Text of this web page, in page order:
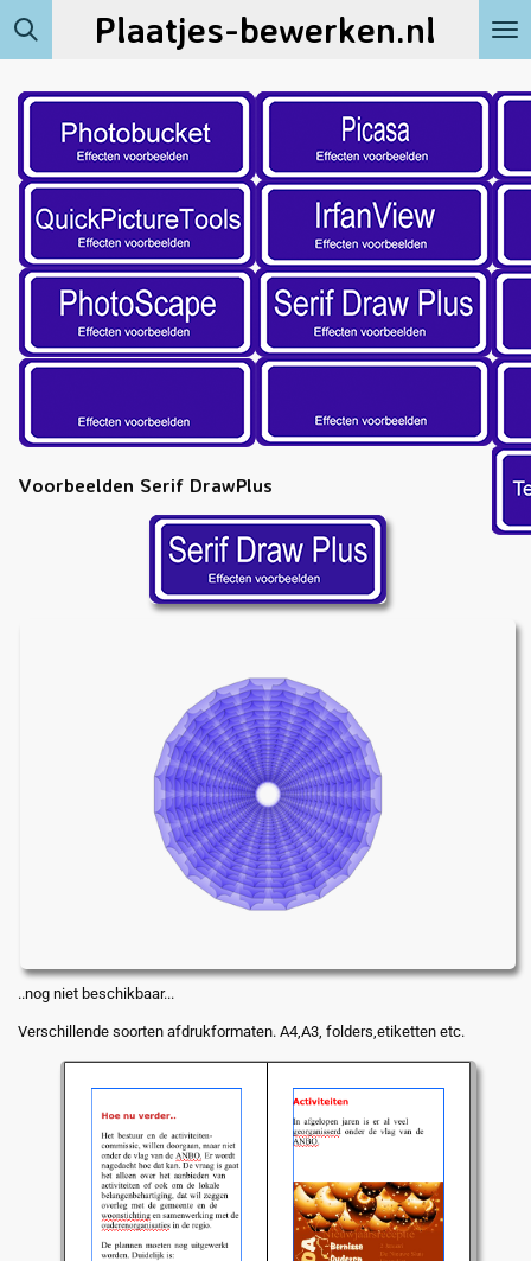
Ga
direct
de
hoofdinhoud
Plaatjes-bewerken.nl
Voorbeelden Serif DrawPlus
..nog niet beschikbaar...
Verschillende soorten afdrukformaten. A4,A3, folders,etiketten etc.